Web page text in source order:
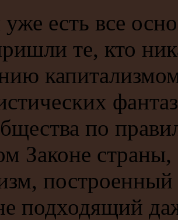
есть все
те, кто
по
Законе страны,
подходящий